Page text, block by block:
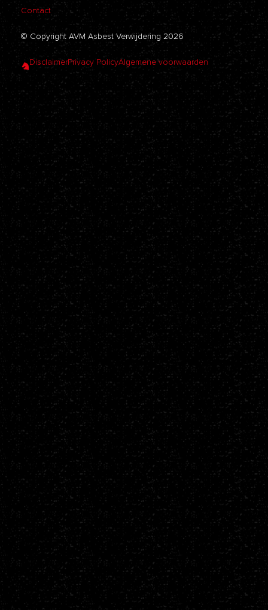
Contact
© Copyright AVM Asbest Verwijdering 2026
DisclaimerPrivacy PolicyAlgemene voorwaarden